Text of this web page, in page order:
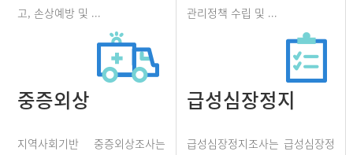
고, 손상예방 및 ...
관리정책 수립 및 ...
중증외상
지역사회기반 중증외상조사는
급성심장정지
급성심장정지조사는 급성심장정